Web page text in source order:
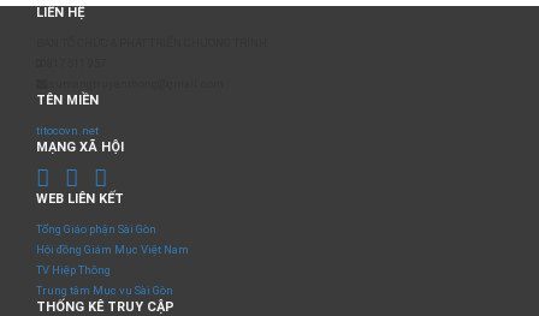
LIÊN HỆ
TÊN MIỀN
titocovn.net
MẠNG XÃ HỘI
WEB LIÊN KẾT
Tổng Giáo phận Sài Gòn
Hội đồng Giám Mục Việt Nam
TV Hiệp Thông
Trung tâm Mục vụ Sài Gòn
THỐNG KÊ TRUY CẬP